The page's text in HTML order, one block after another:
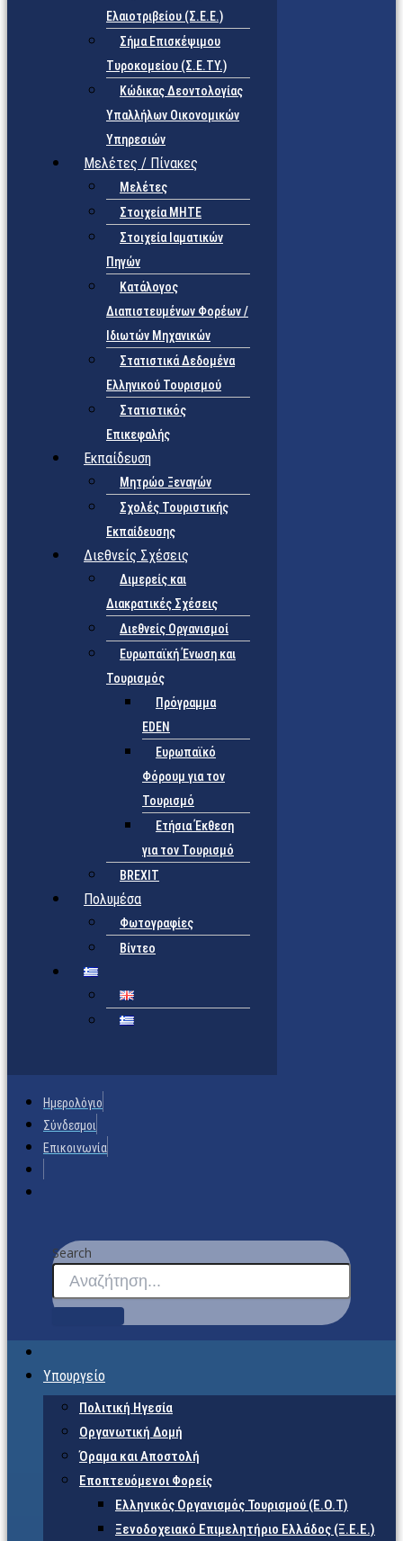
Ελαιοτριβείου (Σ.Ε.Ε.)
Σήμα Επισκέψιμου
Τυροκομείου (Σ.Ε.TY.)
Κώδικας Δεοντολογίας
Υπαλλήλων Οικονομικών
Υπηρεσιών
Μελέτες / Πίνακες
Μελέτες
Στοιχεία ΜΗΤΕ
Στοιχεία Ιαματικών
Πηγών
Κατάλογος
Διαπιστευμένων Φορέων /
Ιδιωτών Μηχανικών
Στατιστικά Δεδομένα
Ελληνικού Τουρισμού
Στατιστικός
Επικεφαλής
Εκπαίδευση
Μητρώο Ξεναγών
Σχολές Τουριστικής
Εκπαίδευσης
Διεθνείς Σχέσεις
Διμερείς και
Διακρατικές Σχέσεις
Διεθνείς Οργανισμοί
Ευρωπαϊκή Ένωση και
Τουρισμός
Πρόγραμμα
EDEN
Ευρωπαϊκό
Φόρουμ για τον
Τουρισμό
Ετήσια Έκθεση
για τον Τουρισμό
BREXIT
Πολυμέσα
Φωτογραφίες
Βίντεο
Ημερολόγιο
Σύνδεσμοι
Επικοινωνία
Search
Υπουργείο
Πολιτική Ηγεσία
Οργανωτική Δομή
Όραμα και Αποστολή
Εποπτευόμενοι Φορείς
Eλληνικός Οργανισμός Τουρισμού (Ε.Ο.Τ)
Ξενοδοχειακό Επιμελητήριο Ελλάδος (Ξ.Ε.Ε.)